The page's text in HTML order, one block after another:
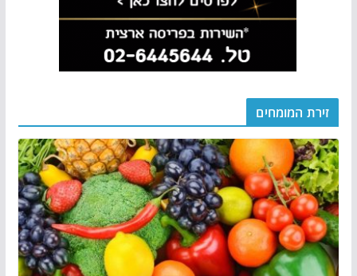
זירת המומחים